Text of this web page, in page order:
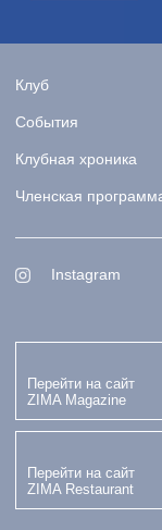
Клуб
События
Клубная хроника
Членская
Instagram
Перейти на сайт
ZIMA Magazine
Перейти на сайт
ZIMA Restaurant